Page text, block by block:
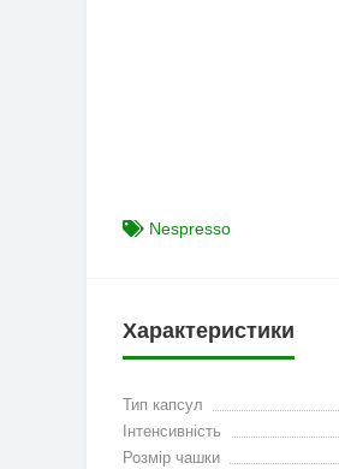
Nespresso
Характеристики
Тип капсул
Інтенсивність
Розмір чашки